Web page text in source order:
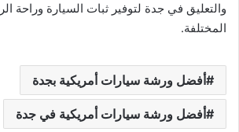
والتعليق في جدة لتوفير ثبات السيارة وراحة
المختلفة.
أفضل ورشة سيارات أمريكية بجدة
أفضل ورشة سيارات أمريكية في جدة